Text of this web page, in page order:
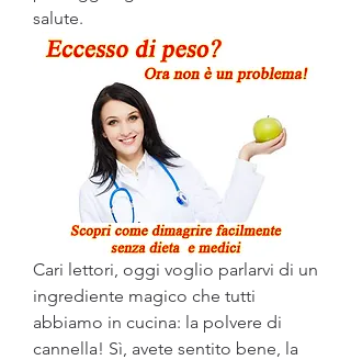
salute.
Cari lettori, oggi voglio parlarvi di un
ingrediente magico che tutti
abbiamo in cucina: la polvere di
cannella! Sì, avete sentito bene, la